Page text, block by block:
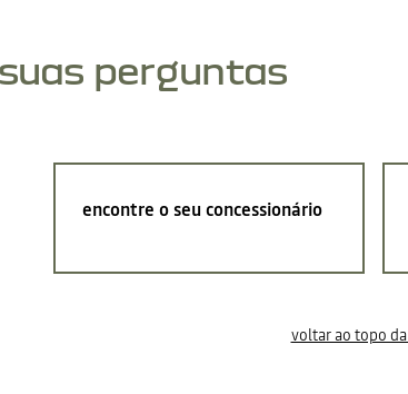
perguntas
encontre o seu concessionário
voltar ao topo